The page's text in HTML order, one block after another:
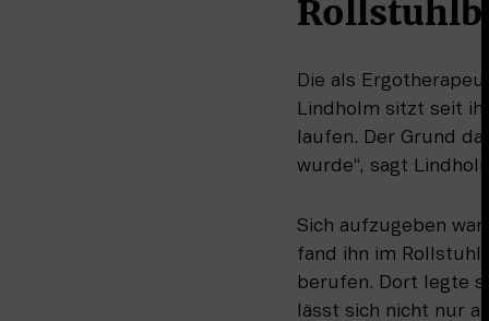
Die als
Lindholm sitzt seit
laufen. Der Grund
wurde“, sagt
Sich aufzugeben
fand ihn im
berufen. Dort legte
lässt sich nicht nur